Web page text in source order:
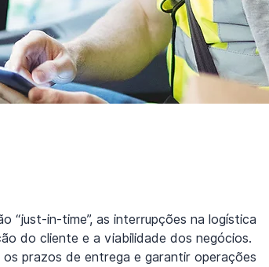
“just-in-time”, as interrupções na logística
do cliente e a viabilidade dos negócios.
prazos de entrega e garantir operações